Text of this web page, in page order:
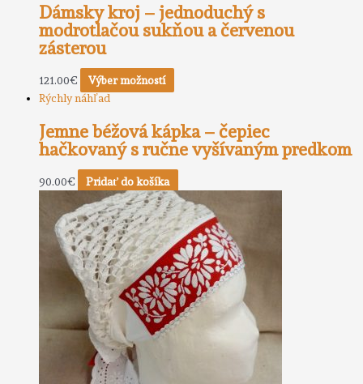
Dámsky kroj – jednoduchý s
modrotlačou sukňou a červenou
zásterou
121.00€
Výber možností
Rýchly náhľad
Jemne béžová kápka – čepiec
hačkovaný s ručne vyšívaným predkom
90.00€ Pridať do košíka